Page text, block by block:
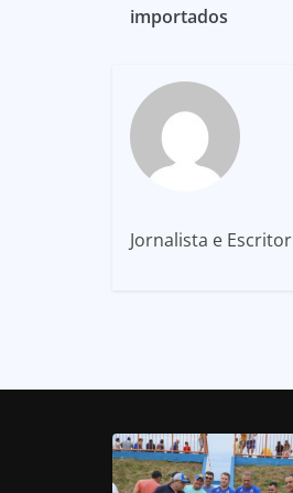
importados
Jornalista e Escritor